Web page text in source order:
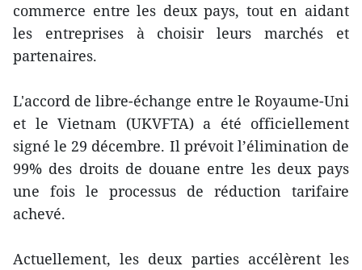
commerce entre les deux pays, tout en aidant
les entreprises à choisir leurs marchés et
partenaires.
L'accord de libre-échange entre le Royaume-Uni
et le Vietnam (UKVFTA) a été officiellement
signé le 29 décembre. Il prévoit l’élimination de
99% des droits de douane entre les deux pays
une fois le processus de réduction tarifaire
achevé.
Actuellement, les deux parties accélèrent les